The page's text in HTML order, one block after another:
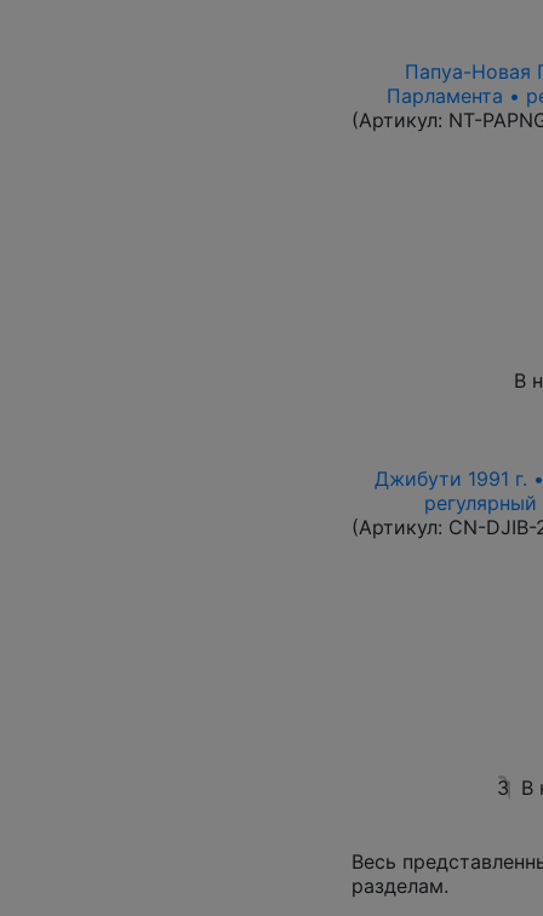
Папуа-Новая
Парламента •
(Артикул: NT-
В
Джибути 1991 г.
(Артикул: CN-DJIB-
3 В
Весь
разделам.